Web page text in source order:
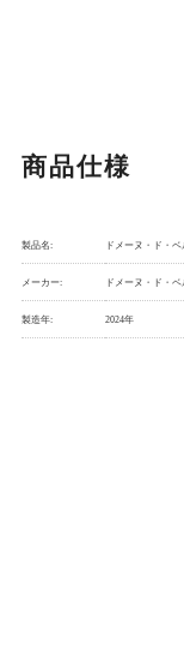
商品仕様
製品名: ドメーヌ・ド・
メーカー: ドメーヌ・ド・
製造年: 2024年